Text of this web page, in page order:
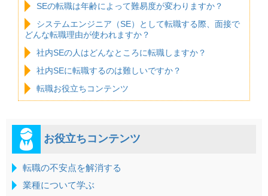
SEの転職は年齢によって難易度が変わりますか？
システムエンジニア（SE）として転職する際、面接で
どんな転職理由が使われますか？
社内SEの人はどんなところに転職しますか？
社内SEに転職するのは難しいですか？
転職お役立ちコンテンツ
お役立ちコンテンツ
転職の不安点を解消する
業種について学ぶ